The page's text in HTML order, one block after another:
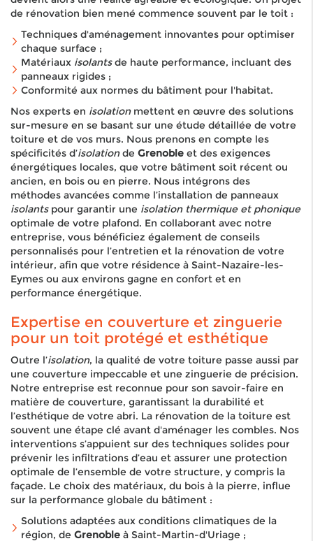
de rénovation bien mené commence souvent par le toit :
Techniques d'aménagement innovantes pour optimiser
chaque surface ;
Matériaux isolantsde haute performance, incluant des
panneaux rigides ;
Conformité aux normes du bâtiment pour l'habitat.
Nos experts en isolationmettent en œuvre des solutions
sur-mesure en se basant sur une étude détaillée de votre
toiture et de vos murs. Nous prenons en compte les
spécificités d’isolationde Grenoble et des exigences
énergétiques locales, que votre bâtiment soit récent ou
ancien, en bois ou en pierre. Nous intégrons des
méthodes avancées comme l’installation de panneaux
isolantspour garantir une isolation thermique et phonique
optimale de votre plafond. En collaborant avec notre
entreprise, vous bénéficiez également de conseils
personnalisés pour l’entretien et la rénovation de votre
intérieur, afin que votre résidence à Saint-Nazaire-les-
Eymes ou aux environs gagne en confort et en
performance énergétique.
Expertise en couverture et zinguerie
pour un toit protégé et esthétique
Outre l’isolation, la qualité de votre toiture passe aussi par
une couverture impeccable et une zinguerie de précision.
Notre entreprise est reconnue pour son savoir-faire en
matière de couverture, garantissant la durabilité et
l’esthétique de votre abri. La rénovation de la toiture est
souvent une étape clé avant d'aménager les combles. Nos
interventions s’appuient sur des techniques solides pour
prévenir les infiltrations d’eau et assurer une protection
optimale de l’ensemble de votre structure, y compris la
façade. Le choix des matériaux, du bois à la pierre, influe
sur la performance globale du bâtiment :
Solutions adaptées aux conditions climatiques de la
région, de Grenoble à Saint-Martin-d'Uriage ;